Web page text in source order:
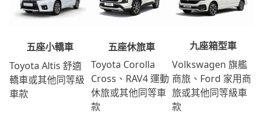
五座小轎車
Toyota Altis 舒適
轎車或其他同等級
車款
五座休旅車
Toyota Corolla
Cross、RAV4 運動
休旅或其他同等車
款
九座箱型車
Volkswagen 旗艦
商旅、Ford 家用商
旅或其他同等級車
款